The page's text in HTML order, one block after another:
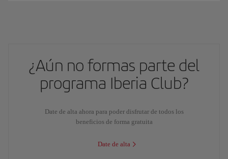
¿Aún no formas parte del
programa Iberia Club?
Date de alta ahora para poder disfrutar de todos los
beneficios de forma gratuita
Date de alta